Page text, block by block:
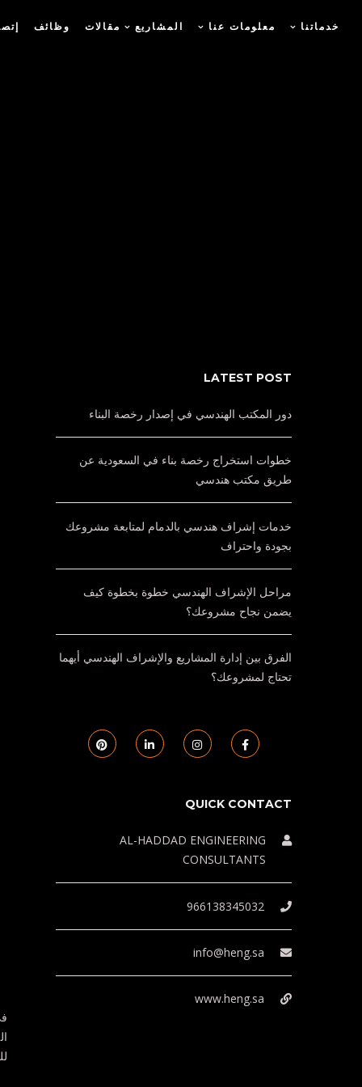
خدماتنا معلومات عنا المشاريع مقالات وظائف
LATEST POST
دور المكتب الهندسي في إصدار رخصة البناء
خطوات استخراج رخصة بناء في السعودية عن
طريق مكتب هندسي
خدمات إشراف هندسي بالدمام لمتابعة مشروعك
بجودة واحتراف
مراحل الإشراف الهندسي خطوة بخطوة كيف
يضمن نجاح مشروعك؟
الفرق بين إدارة المشاريع والإشراف الهندسي أيهما
تحتاج لمشروعك؟
QUICK CONTACT
AL-HADDAD ENGINEERING
CONSULTANTS
966138345032
info@heng.sa
www.heng.sa